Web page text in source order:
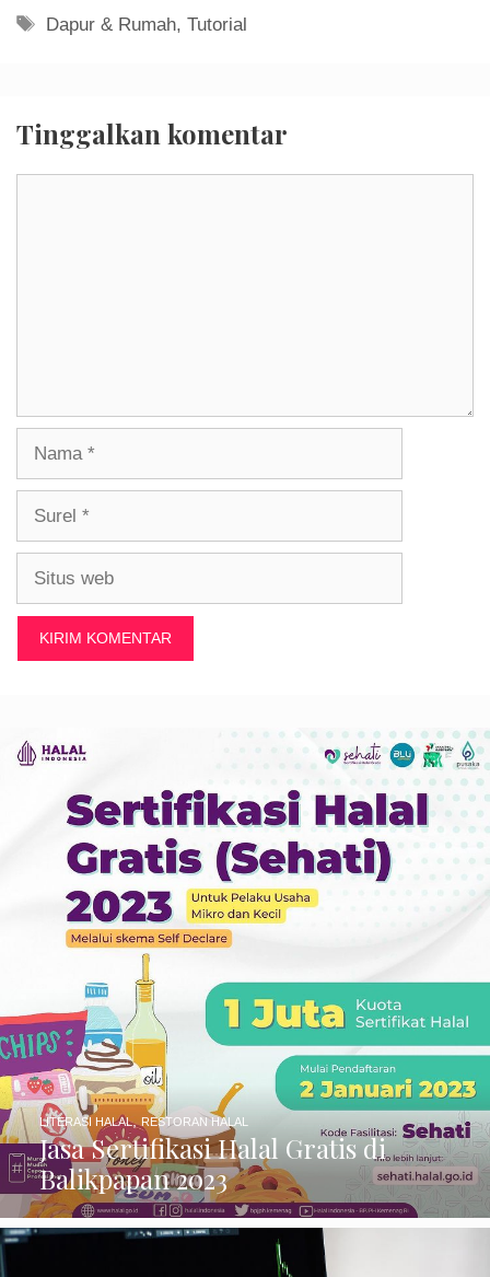
Tag
Dapur & Rumah,Tutorial
Tinggalkan komentar
Nama
Surel
Situs
Jasa Sertifikasi Halal Gratis di
Balikpapan 2023
LITERASI HALAL, RESTORAN HALAL